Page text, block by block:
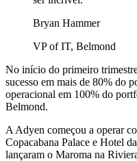
Bryan Hammer
VP of IT, Belmond
No início do primeiro
sucesso em mais de 80% do
operacional em 100% do
Belmond.
A Adyen começou a operar
Copacabana Palace e Hotel
lançaram o Maroma na